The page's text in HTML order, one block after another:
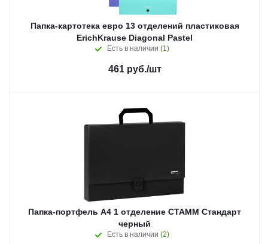
Папка-картотека евро 13 отделений пластиковая
ErichKrause Diagonal Pastel
Есть в наличии (1)
461руб./шт
Папка-портфель А4 1 отделение СТАММ Стандарт
черный
Есть в наличии (2)